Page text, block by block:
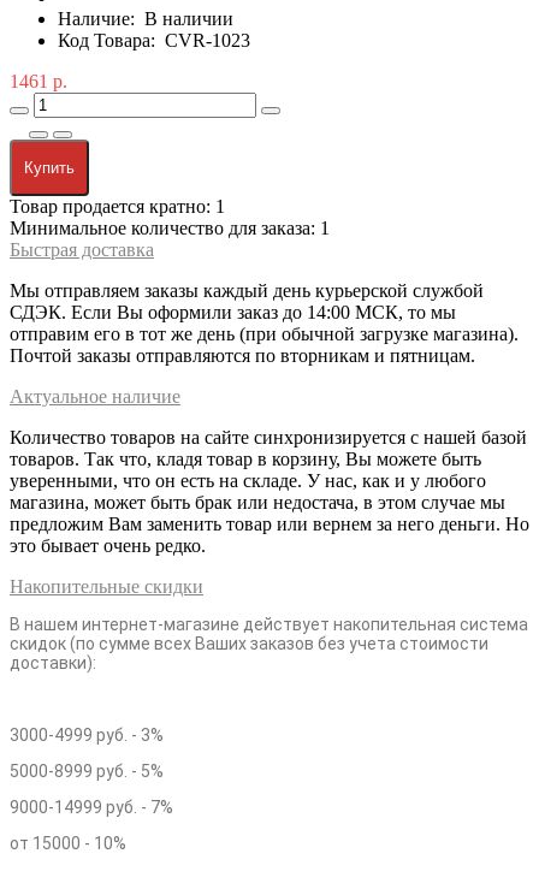
Наличие: В наличии
Код Товара: CVR-1023
1461 р.
Купить
Товар продается кратно: 1
Минимальное количество для заказа: 1
Быстрая доставка
Мы отправляем заказы каждый день курьерской службой
СДЭК. Если Вы оформили заказ до 14:00 МСК, то мы
отправим его в тот же день (при обычной загрузке магазина).
Почтой заказы отправляются по вторникам и пятницам.
Актуальное наличие
Количество товаров на сайте синхронизируется с нашей базой
товаров. Так что, кладя товар в корзину, Вы можете быть
уверенными, что он есть на складе. У нас, как и у любого
магазина, может быть брак или недостача, в этом случае мы
предложим Вам заменить товар или вернем за него деньги. Но
это бывает очень редко.
Накопительные скидки
В нашем интернет-магазине действует накопительная система
скидок (по сумме всех Ваших заказов без учета стоимости
доставки):
3000-4999 руб. - 3%
5000-8999 руб. - 5%
9000-14999 руб. - 7%
от 15000 - 10%